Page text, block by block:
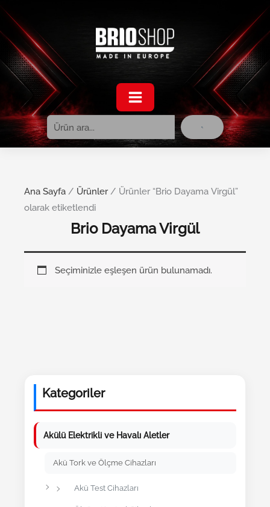
İçeriğe
atla
Kategoriler
Akülü Elektrikli ve Havalı Aletler
Akü Tork ve Ölçme Cihazları
Akü Test Cihazları
Ana Sayfa / Ürünler/ Ürünler “Brio Dayama Virgül”
olarak etiketlendi
Brio Dayama Virgül
Seçiminizle eşleşen ürün bulunamadı.